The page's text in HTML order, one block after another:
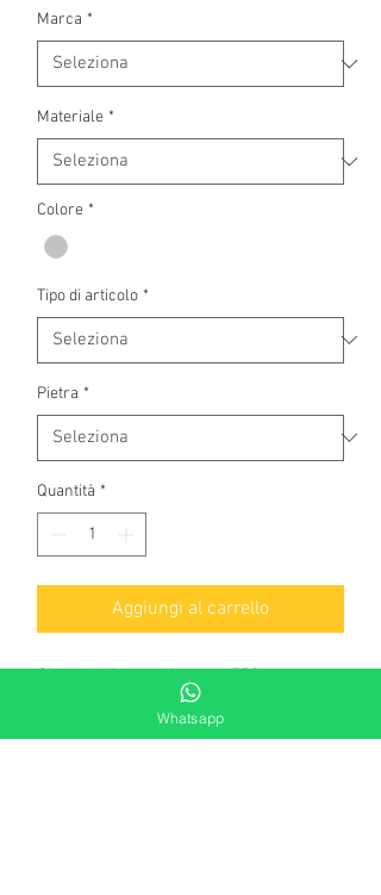
Marca *
Materiale *
Colore *
Tipo di articolo *
Pietra *
Quantità *
Aggiungi al carrello
Girocollo in oro bianco a 750
millesimi, con croce di
diamanti naturali qualità "black", taglio
Whatsapp